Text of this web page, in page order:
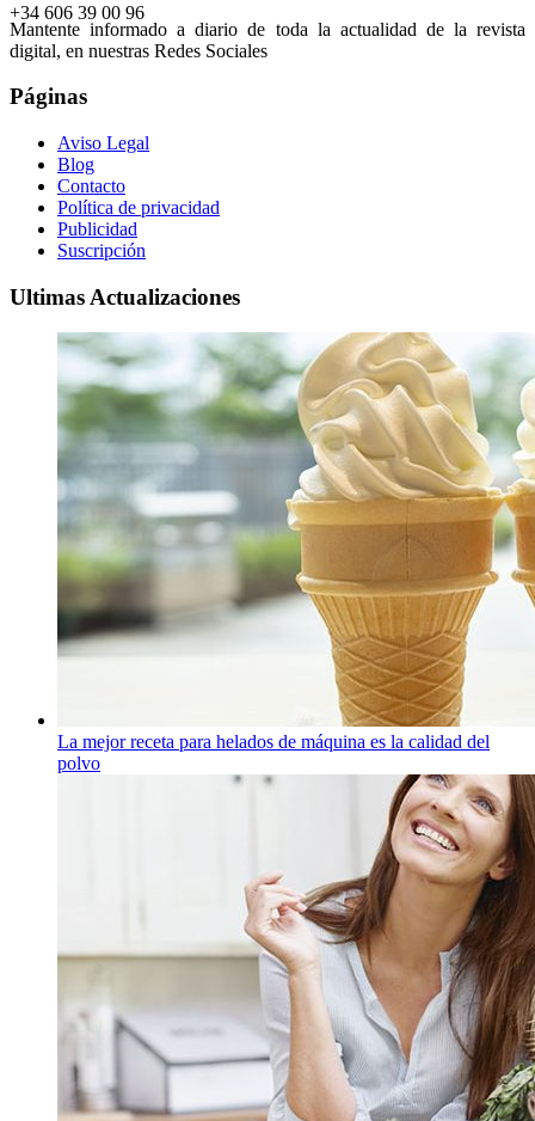
+34 606 39 00 96
Mantente informado a diario de toda la actualidad de la revista
digital, en nuestras Redes Sociales
Páginas
Aviso Legal
Blog
Contacto
Política de privacidad
Publicidad
Suscripción
Ultimas Actualizaciones
La mejor receta para helados de máquina es la calidad del
polvo